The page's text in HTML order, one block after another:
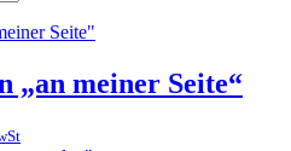
„an meiner Seite“